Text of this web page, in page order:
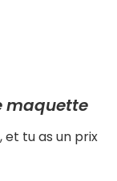
maquette
et tu as un prix